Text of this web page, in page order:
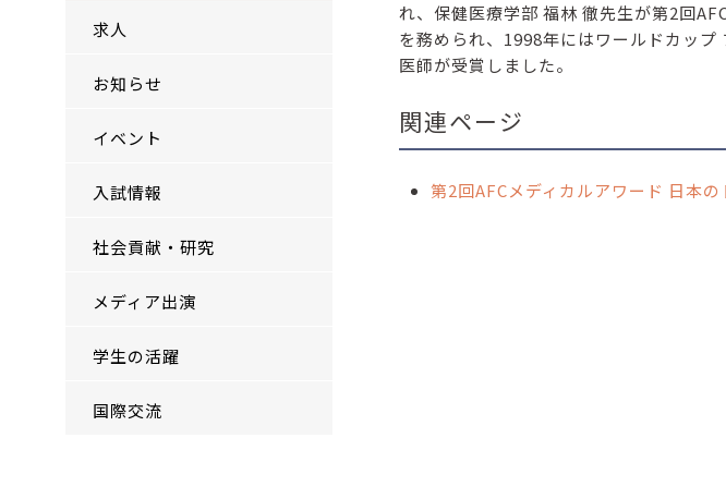
求人
お知らせ
イベント
入試情報
社会貢献・研究
メディア出演
学生の活躍
国際交流
れ、保健医療学部 福林 徹先生が第2回
を務められ、1998年にはワールドカッ
医師が受賞しました。
関連ページ
第2回AFCメディカルアワード 日本